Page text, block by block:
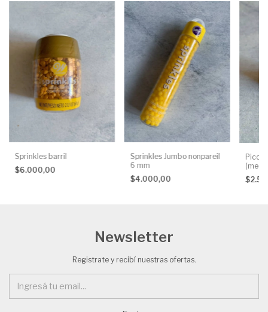
Sprinkles barril
$6.000,00
Sprinkles Jumbo nonpareil
6 mm
$4.000,00
Pico
Newsletter
Registrate y recibí nuestras ofertas.